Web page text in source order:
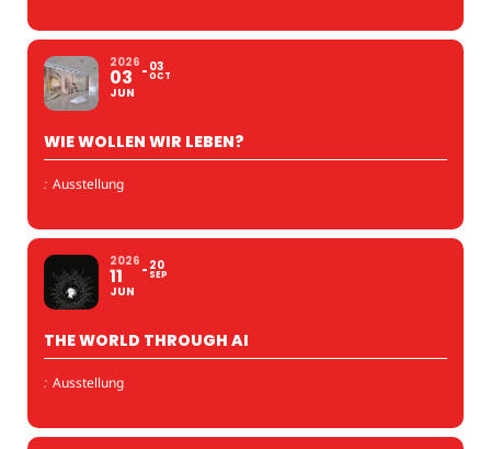
2026
03
JUN
03
OCT
WIE WOLLEN WIR LEBEN?
: Ausstellung
2026
11
JUN
20
SEP
THE WORLD THROUGH AI
: Ausstellung